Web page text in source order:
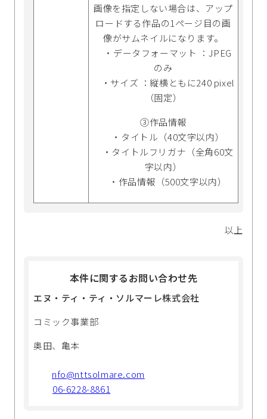
画像を指定しない場合は、アップ
ロードする作品の1ページ目の画
像がサムネイルになります。
・データフォーマット ：JPEG
のみ
・サイズ ：縦横ともに240 pixel
（固定）
③作品情報
・タイトル（40文字以内）
・タイトルフリガナ（全角60文
字以内）
・作品情報（500文字以内）
以上
本件に関するお問い合わせ先
エヌ・ティ・ティ・ソルマーレ株式会社
コミック事業部
奥田、亀本
nfo@nttsolmare.com
06-6228-8861